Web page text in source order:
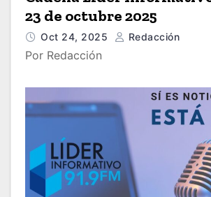
23 de octubre 2025
Oct 24, 2025 Redacción
Por Redacción